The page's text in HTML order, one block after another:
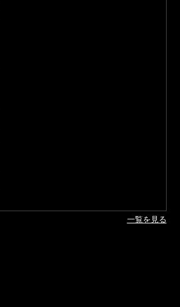
一覧を見る